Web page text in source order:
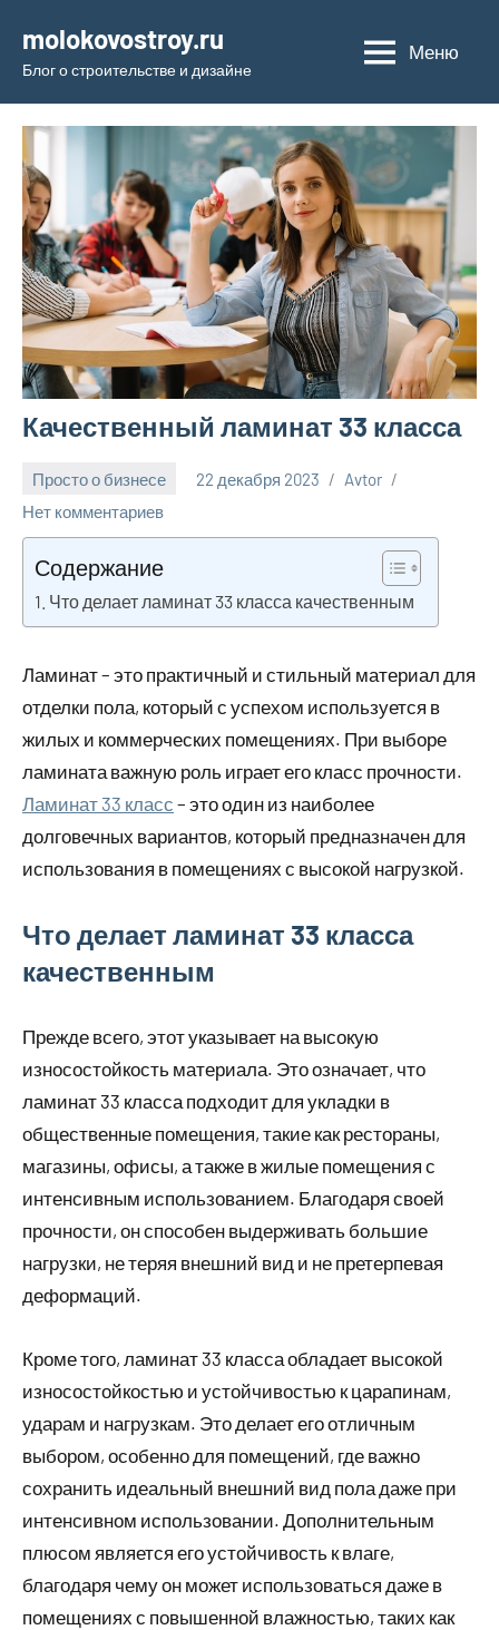
содержимому
molokovostroy.ru
Блог о строительстве и дизайне
Меню
Качественный ламинат 33 класса
Просто о бизнесе 22 декабря 2023
Avtor
Нет комментариев
Содержание
Что делает ламинат 33 класса качественным
Ламинат – это практичный и стильный материал для
отделки пола, который с успехом используется в
жилых и коммерческих помещениях. При выборе
ламината важную роль играет его класс прочности.
Ламинат 33 класс – это один из наиболее
долговечных вариантов, который предназначен для
использования в помещениях с высокой нагрузкой.
Что делает ламинат 33 класса
качественным
Прежде всего, этот указывает на высокую
износостойкость материала. Это означает, что
ламинат 33 класса подходит для укладки в
общественные помещения, такие как рестораны,
магазины, офисы, а также в жилые помещения с
интенсивным использованием. Благодаря своей
прочности, он способен выдерживать большие
нагрузки, не теряя внешний вид и не претерпевая
деформаций.
Кроме того, ламинат 33 класса обладает высокой
износостойкостью и устойчивостью к царапинам,
ударам и нагрузкам. Это делает его отличным
выбором, особенно для помещений, где важно
сохранить идеальный внешний вид пола даже при
интенсивном использовании. Дополнительным
плюсом является его устойчивость к влаге,
благодаря чему он может использоваться даже в
помещениях с повышенной влажностью, таких как